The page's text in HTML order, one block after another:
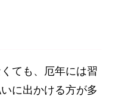
ても、厄年には習
に出かける方が多